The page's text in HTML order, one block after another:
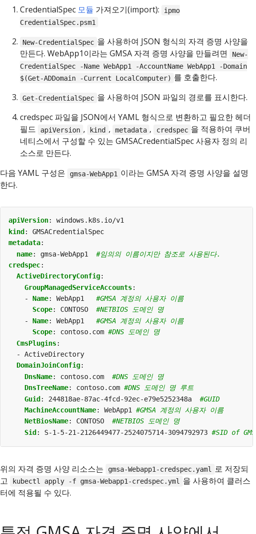
CredentialSpec 모듈 가져오기(import):
ipmo
CredentialSpec.psm1
New-CredentialSpec 을 사용하여 JSON 형식의 자격 증명 사양을
만든다. WebApp1이라는 GMSA 자격 증명 사양을 만들려면
New-
CredentialSpec -Name WebApp1 -AccountName WebApp1 -Domain
$(Get-ADDomain -Current LocalComputer) 를 호출한다.
Get-CredentialSpec 을 사용하여 JSON 파일의 경로를 표시한다.
credspec 파일을 JSON에서 YAML 형식으로 변환하고 필요한 헤더
필드
apiVersion , kind , metadata , credspec 을 적용하여 쿠버
네티스에서 구성할 수 있는 GMSACredentialSpec 사용자 정의 리
소스로 만든다.
다음 YAML 구성은
gmsa-WebApp1 이라는 GMSA 자격 증명 사양을 설명
한다.
apiVersion:
windows.k8s.io/v1
kind :
GMSACredentialSpec
metadata:
name: gmsa-WebApp1
#임의의 이름이지만 참조로 사용된다.
credspec:
ActiveDirectoryConfig:
GroupManagedServiceAccounts:
- Name: WebApp1
#GMSA 계정의 사용자 이름
Scope: CONTOSO
#NETBIOS 도메인 명
- Name: WebApp1
#GMSA 계정의 사용자 이름
Scope: contoso.com #DNS 도메인 명
CmsPlugins:
- ActiveDirectory
DomainJoinConfig:
DnsName: contoso.com
#DNS 도메인 명
DnsTreeName: contoso.com #DNS 도메인 명 루트
Guid: 244818ae-87ac-4fcd-92ec-e79e5252348a
#GUID
MachineAccountName: WebApp1
#GMSA 계정의 사용자 이름
NetBiosName: CONTOSO
#NETBIOS 도메인 명
Sid : S-1-5-21-2126449477-2524075714-3094792973 #SID of GMSA
위의 자격 증명 사양 리소스는 gmsa-Webapp1-credspec.yaml
로 저장되
고
kubectl apply -f gmsa-Webapp1-credspec.yml
을 사용하여 클러스
터에 적용될 수 있다.